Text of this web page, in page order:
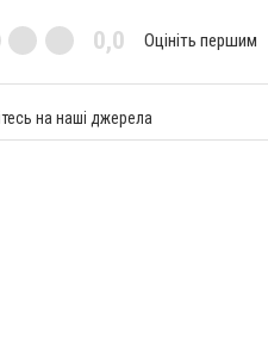
0,0 Оцініть першим
на наші джерела